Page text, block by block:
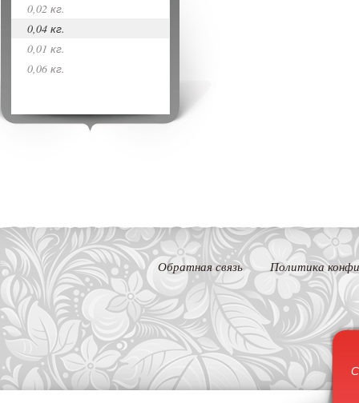
0,02 кг.
0,04 кг.
0,01 кг.
0,06 кг.
Обратная связь Политика